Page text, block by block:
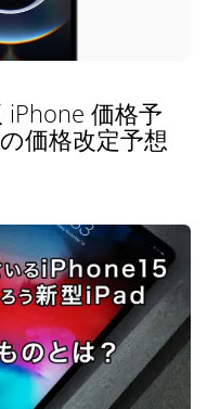
iPhone 価格予
価格改定予想